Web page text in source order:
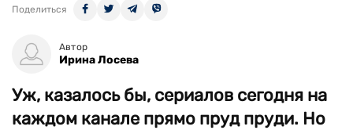
Поделиться
Автор
Ирина Лосева
Уж, казалось бы, сериалов сегодня на
каждом канале прямо пруд пруди. Но